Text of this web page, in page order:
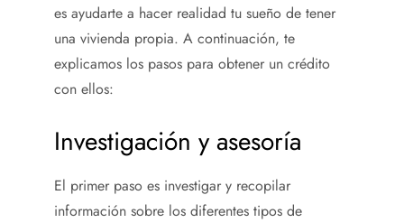
es ayudarte a hacer realidad tu sueño de tener
una vivienda propia. A continuación, te
explicamos los pasos para obtener un crédito
con ellos:
Investigación y asesoría
El primer paso es investigar y recopilar
información sobre los diferentes tipos de